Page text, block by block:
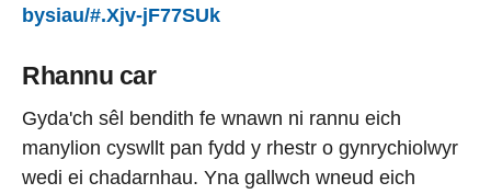
bysiau/#.Xjv-jF77SUk
Rhannu car
Gyda'ch sêl bendith fe wnawn ni rannu eich
manylion cyswllt pan fydd y rhestr o gynrychiolwyr
wedi ei chadarnhau. Yna gallwch wneud eich